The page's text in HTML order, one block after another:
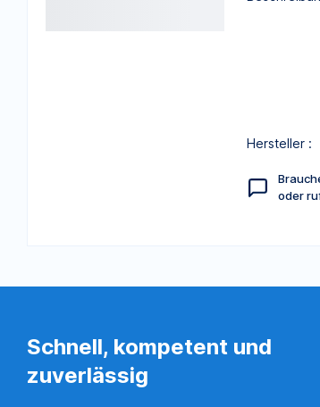
Hersteller :
oder
Schnell, kompetent und
zuverlässig